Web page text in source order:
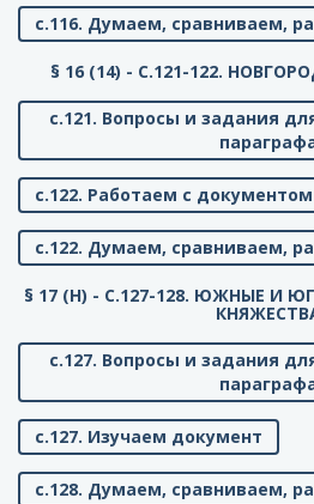
с.116. Думаем, сравниваем,
§ 16 (14) - C.121-122.
с.121. Вопросы и задания
с.122. Работаем с документом
с.122. Думаем, сравниваем,
§ 17 (Н) - C.127-128. ЮЖНЫЕ И
с.127. Вопросы и задания
с.127. Изучаем документ
с.128. Думаем, сравниваем,